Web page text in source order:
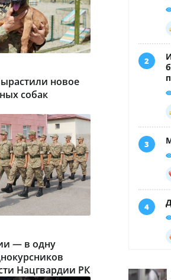
новое
собак
— в одну
Нацгвардии РК